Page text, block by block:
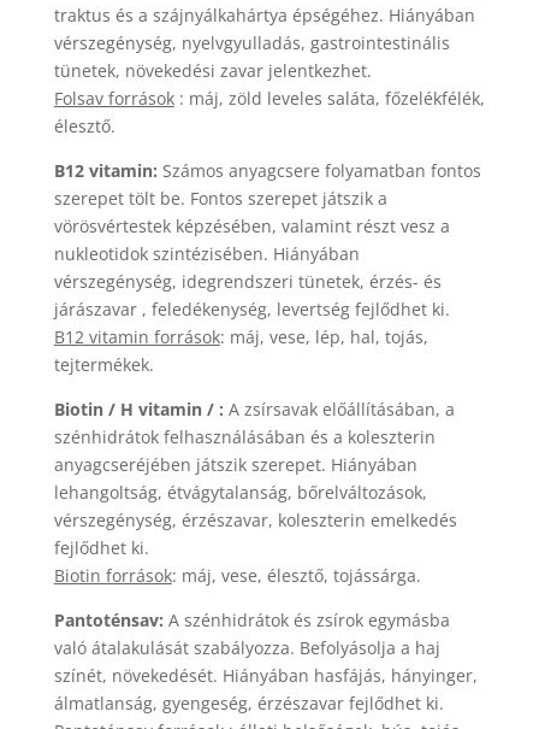
traktus és a szájnyálkahártya épségéhez. Hiányában
vérszegénység, nyelvgyulladás, gastrointestinális
tünetek, növekedési zavar jelentkezhet.
Folsav források: máj, zöld leveles saláta, főzelékfélék,
élesztő.
B12 vitamin: Számos anyagcsere folyamatban fontos
szerepet tölt be. Fontos szerepet játszik a
vörösvértestek képzésében, valamint részt vesz a
nukleotidok szintézisében. Hiányában
vérszegénység, idegrendszeri tünetek, érzés- és
járászavar , feledékenység, levertség fejlődhet ki.
B12 vitamin források: máj, vese, lép, hal, tojás,
tejtermékek.
Biotin / H vitamin / : A zsírsavak előállításában, a
szénhidrátok felhasználásában és a koleszterin
anyagcseréjében játszik szerepet. Hiányában
lehangoltság, étvágytalanság, bőrelváltozások,
vérszegénység, érzészavar, koleszterin emelkedés
fejlődhet ki.
Biotin források: máj, vese, élesztő, tojássárga.
Pantoténsav: A szénhidrátok és zsírok egymásba
való átalakulását szabályozza. Befolyásolja a haj
színét, növekedését. Hiányában hasfájás, hányinger,
álmatlanság, gyengeség, érzészavar fejlődhet ki.